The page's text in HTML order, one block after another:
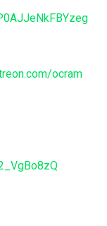
ocram